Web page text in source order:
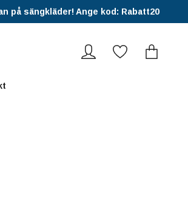
på sängkläder! Ange kod: Rabatt20